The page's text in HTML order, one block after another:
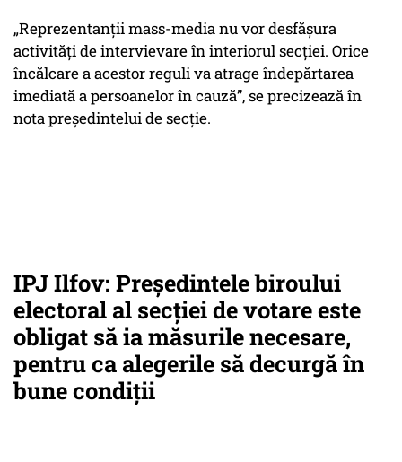
„Reprezentanții mass-media nu vor desfășura
activități de intervievare în interiorul secției. Orice
încălcare a acestor reguli va atrage îndepărtarea
imediată a persoanelor în cauză”, se precizează în
nota președintelui de secție.
IPJ Ilfov: Preşedintele biroului
electoral al secţiei de votare este
obligat să ia măsurile necesare,
pentru ca alegerile să decurgă în
bune condiţii